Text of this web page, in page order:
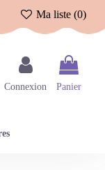
Ma liste (0)
Connexion Panier